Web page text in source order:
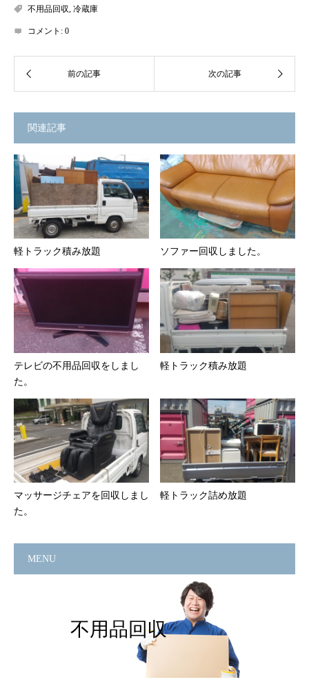
不用品回収, 冷蔵庫
コメント: 0
関連記事
軽トラック積み放題 ソファー回収しました。
テレビの不用品回収をしまし
た。
軽トラック積み放題
マッサージチェアを回収しまし
た。
軽トラック詰め放題
MENU
不用品回収